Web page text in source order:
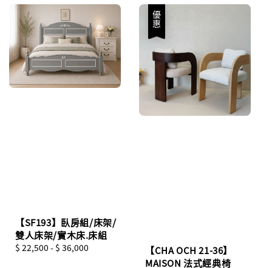
【SF193】臥房組/床架/
雙人床架/實木床.床組
Regular
$ 22,500 - $ 36,000
優惠
【CHA OCH 21-36】
MAISON 法式經典椅